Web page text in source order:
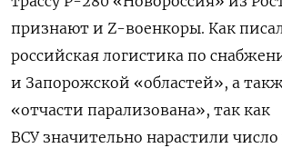
признают и Z-военкоры. Как
российская логистика по
и Запорожской «областей», а
«отчасти парализована», так как
ВСУ значительно нарастили число